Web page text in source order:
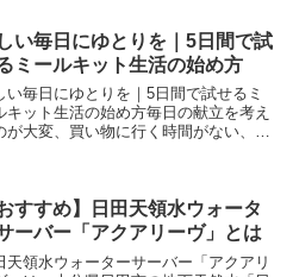
い毎日にゆとりを｜5日間で試
ミールキット生活の始め方
い毎日にゆとりを｜5日間で試せるミ
キット生活の始め方毎日の献立を考え
が大変、買い物に行く時間がない、料
試し5d...
おすすめ】日田天領水ウォータ
ーバー「アクアリーヴ」とは
天領水ウォーターサーバー「アクアリ